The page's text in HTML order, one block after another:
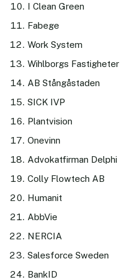
I Clean Green
Fabege
Work System
Wihlborgs Fastigheter
AB Stångåstaden
SICK IVP
Plantvision
Onevinn
Advokatfirman Delphi
Colly Flowtech AB
Humanit
AbbVie
NERCIA
Salesforce Sweden
BankID